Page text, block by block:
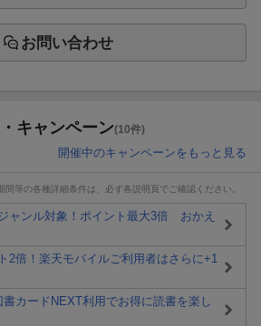
お問い合わせ
キャンペーン(10件)
開催中のキャンペーンをもっと見る
等の各種詳細条件は、必ず各説明頁でご確認ください。
ャンル対象！ポイント最大3倍 おかえ
2倍！楽天モバイルご利用者はさらに+1
書カードNEXT利用でお得に読書を楽し